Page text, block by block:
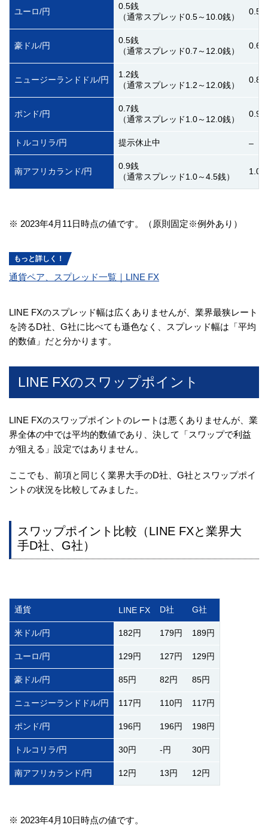
ユーロ/円
0.5銭
（通常スプレッド0.5～10.0銭）
0.5
豪ドル/円
0.5銭
（通常スプレッド0.7～12.0銭）
0.6
ニュージーランドドル/円
1.2銭
（通常スプレッド1.2～12.0銭）
0.8
ポンド/円
0.7銭
（通常スプレッド1.0～12.0銭）
0.9
トルコリラ/円 提示休止中 –
南アフリカランド/円
0.9銭
（通常スプレッド1.0～4.5銭）
1.0
※ 2023年4月11日時点の値です。（原則固定※例外あり）
もっと詳しく！
通貨ペア、スプレッド一覧｜LINE FX
LINE FXのスプレッド幅は広くありませんが、業界最狭レート
を誇るD社、G社に比べても遜色なく、スプレッド幅は「平均
的数値」だと分かります。
LINE FXのスワップポイント
LINE FXのスワップポイントのレートは悪くありませんが、業
界全体の中では平均的数値であり、決して「スワップで利益
が狙える」設定ではありません。
ここでも、前項と同じく業界大手のD社、G社とスワップポイ
ントの状況を比較してみました。
スワップポイント比較（LINE FXと業界大
手D社、G社）
通貨 LINE FX D社 G社
米ドル/円 182円 179円 189円
ユーロ/円 129円 127円 129円
豪ドル/円 85円 82円 85円
ニュージーランドドル/円 117円 110円 117円
ポンド/円 196円 196円 198円
トルコリラ/円 30円 -円 30円
南アフリカランド/円 12円 13円 12円
※ 2023年4月10日時点の値です。